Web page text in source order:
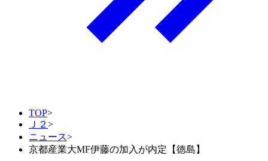
TOP>
Ｊ２ >
ニュース>
京都産業大MF伊藤の加入が内定【徳島】